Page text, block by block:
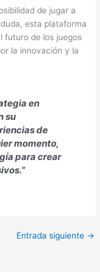
de jugar a
esta plataforma
futuro de los juegos
la innovación y la
en
su
de
momento,
para crear
Entrada siguiente →